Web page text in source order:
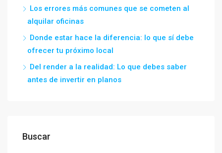
Los errores más comunes que se cometen al
alquilar oficinas
Donde estar hace la diferencia: lo que sí debe
ofrecer tu próximo local
Del render a la realidad: Lo que debes saber
antes de invertir en planos
Buscar